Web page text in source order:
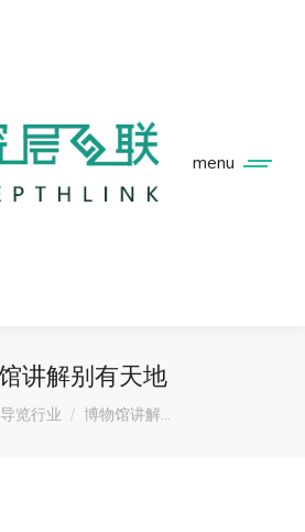
menu
讲解别有天地
里：
导览行业 博物馆讲解…